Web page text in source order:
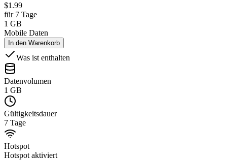
$1.99
für 7 Tage
1 GB
Mobile Daten
In den Warenkorb
Was ist enthalten
Datenvolumen
1 GB
Gültigkeitsdauer
7 Tage
Hotspot
Hotspot aktiviert